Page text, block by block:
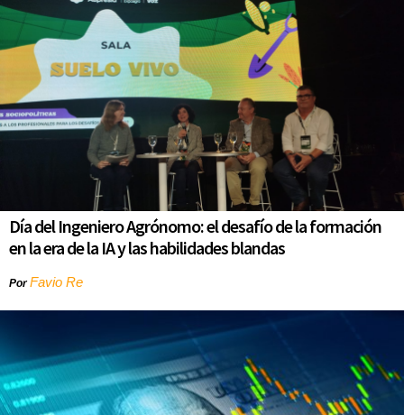
Día del Ingeniero Agrónomo: el desafío de la formación
en la era de la IA y las habilidades blandas
PorFavio Re